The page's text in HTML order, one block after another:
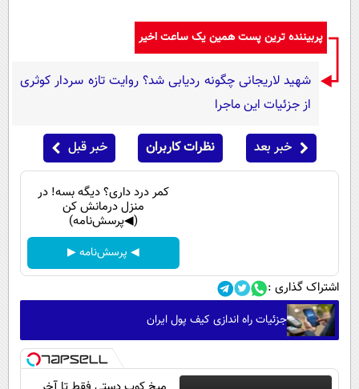
پربیننده ترین پست همین یک ساعت اخیر
شهید لاریجانی چگونه ردیابی شد؟ روایت تازه سردار کوثری
از جزئیات این ماجرا
خبر بعد نظرات کاربران خبر قبل
کمر درد داری؟ دیگه بسه! در
منزل درمانش کن
(◀پرسش‌نامه)
◀ پرسش‌نامه ▶
اشتراک گذاری :
جزئیات راه اندازی کیف پول ایران